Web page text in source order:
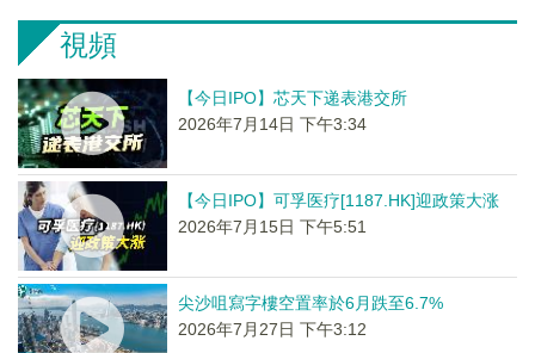
視頻
【今日IPO】芯天下递表港交所
2026年7月14日 下午3:34
【今日IPO】可孚医疗[1187.HK]迎政策大涨
2026年7月15日 下午5:51
尖沙咀寫字樓空置率於6月跌至6.7%
2026年7月27日 下午3:12